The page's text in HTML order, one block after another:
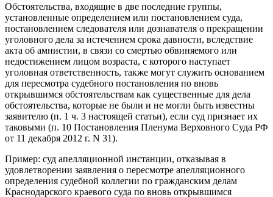
Обстоятельства, входящие в две последние группы,
установленные определением или постановлением суда,
постановлением следователя или дознавателя о прекращении
уголовного дела за истечением срока давности, вследствие
акта об амнистии, в связи со смертью обвиняемого или
недостижением лицом возраста, с которого наступает
уголовная ответственность, также могут служить основанием
для пересмотра судебного постановления по вновь
открывшимся обстоятельствам как существенные для дела
обстоятельства, которые не были и не могли быть известны
заявителю (п. 1 ч. 3 настоящей статьи), если суд признает их
таковыми (п. 10 Постановления Пленума Верховного Суда РФ
от 11 декабря 2012 г. N 31).
Пример: суд апелляционной инстанции, отказывая в
удовлетворении заявления о пересмотре апелляционного
определения судебной коллегии по гражданским делам
Краснодарского краевого суда по вновь открывшимся